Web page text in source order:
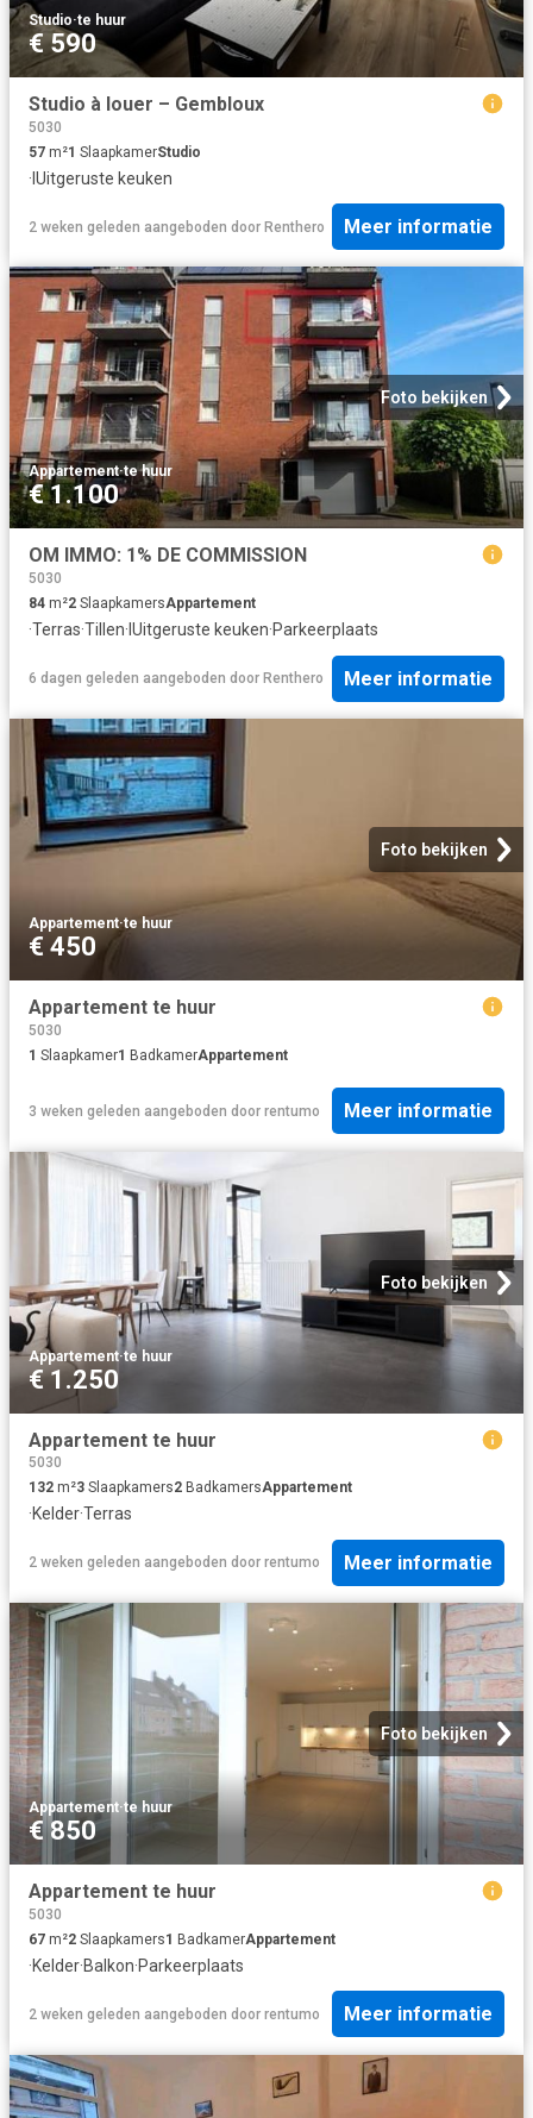
Studio·te huur
€ 590
Studio à louer – Gembloux
5030
57 m²1 SlaapkamerStudio
· IUitgeruste keuken
2 weken geleden aangeboden door Renthero Meer informatie
Foto bekijken
Appartement·te huur
€ 1.100
OM IMMO: 1% DE COMMISSION
5030
84 m²2 SlaapkamersAppartement
·Terras·Tillen· IUitgeruste keuken·Parkeerplaats
6 dagen geleden aangeboden door Renthero Meer informatie
Foto bekijken
Appartement·te huur
€ 450
Appartement te huur
5030
1 Slaapkamer1 BadkamerAppartement
3 weken geleden aangeboden door rentumo Meer informatie
Foto bekijken
Appartement·te huur
€ 1.250
Appartement te huur
5030
132 m²3 Slaapkamers2 BadkamersAppartement
·Kelder·Terras
2 weken geleden aangeboden door rentumo Meer informatie
Foto bekijken
Appartement·te huur
€ 850
Appartement te huur
5030
67 m²2 Slaapkamers1 BadkamerAppartement
·Kelder·Balkon·Parkeerplaats
2 weken geleden aangeboden door rentumo Meer informatie